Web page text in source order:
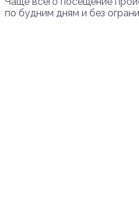
по будним дням и без